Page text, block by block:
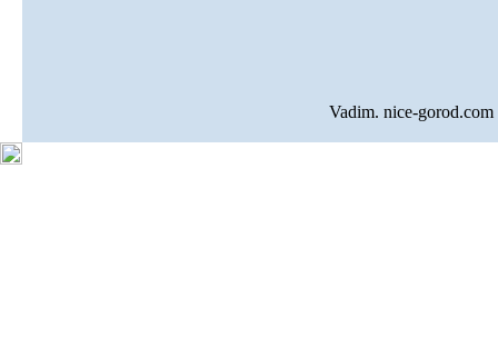
Vadim. nice-gorod.com